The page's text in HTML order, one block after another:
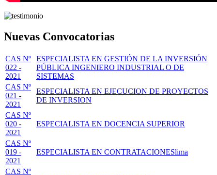
Nuevas Convocatorias
CAS Nº
022 -
2021
ESPECIALISTA EN GESTIÓN DE LA INVERSIÓN
PÚBLICA INGENIERO INDUSTRIAL O DE
SISTEMAS
CAS Nº
021 -
2021
ESPECIALISTA EN EJECUCION DE PROYECTOS
DE INVERSION
CAS Nº
020 -
2021
ESPECIALISTA EN DOCENCIA SUPERIOR
CAS Nº
019 -
2021
ESPECIALISTA EN CONTRATACIONESlima
CAS Nº